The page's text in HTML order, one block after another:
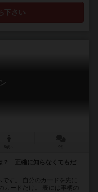
下さい
？ 正確に知らなくてもだ
す。 自分のカードを先に
カードだけ。 表には事柄の